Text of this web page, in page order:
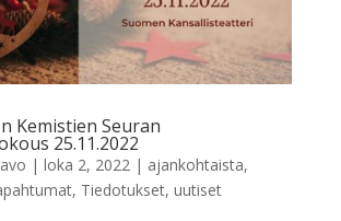
Kemistien Seuran
25.11.2022
| loka 2, 2022| ajankohtaista,
, Tiedotukset, uutiset